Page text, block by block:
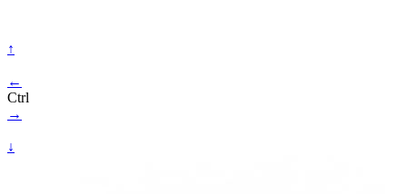
↑
←
Ctrl
→
↓